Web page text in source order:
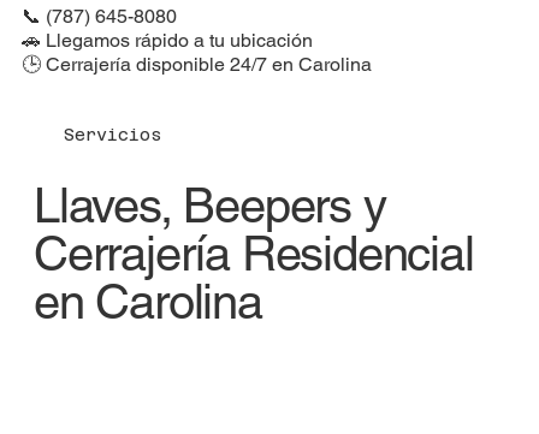
📞 (787) 645-8080
🚗 Llegamos rápido a tu ubicación
🕒 Cerrajería disponible 24/7 en Carolina
Servicios
Llaves, Beepers y
Cerrajería Residencial
en Carolina